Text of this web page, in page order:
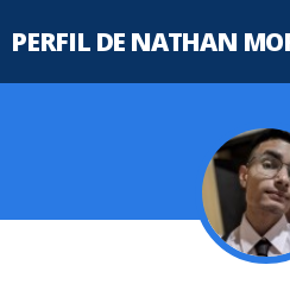
PERFIL DE NATHAN